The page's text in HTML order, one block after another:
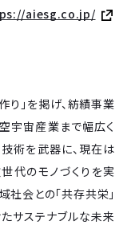
aiesg.co.jp/
」を掲げ、紡績事業
宇宙産業まで幅広く
術を武器に、現在は
代のモノづくりを実
会との「共存共栄」
サステナブルな未来